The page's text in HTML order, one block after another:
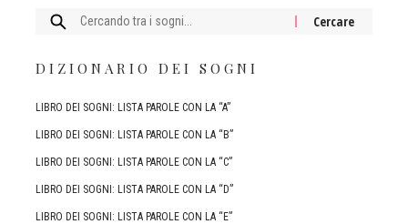
Cercare:
DIZIONARIO DEI SOGNI
LIBRO DEI SOGNI: LISTA PAROLE CON LA “A”
LIBRO DEI SOGNI: LISTA PAROLE CON LA “B”
LIBRO DEI SOGNI: LISTA PAROLE CON LA “C”
LIBRO DEI SOGNI: LISTA PAROLE CON LA “D”
LIBRO DEI SOGNI: LISTA PAROLE CON LA “E”